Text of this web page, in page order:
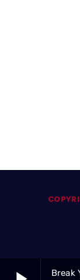
Break